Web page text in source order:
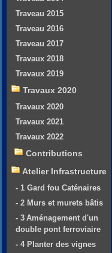
Traveau 2015
Traveau 2016
Traveau 2017
Travaux 2018
Travaux 2019
Travaux 2020
Travaux 2020
Travaux 2021
Travaux 2022
Contributions
Atelier Infrastructure
- 1 Gard fou Caténaires
- 2 Murs et murets bâtis
- 3 Aménagement d'un
double pont ferroviaire
- 4 Planter des vignes